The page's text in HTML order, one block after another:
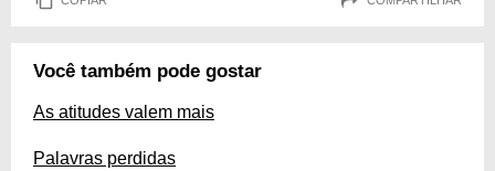
Você também pode gostar
As atitudes valem mais
Palavras perdidas